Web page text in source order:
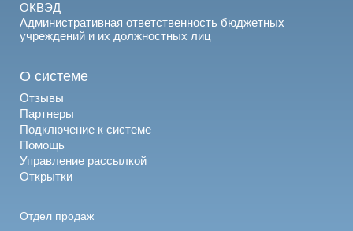
ОКВЭД
Административная ответственность бюджетных
учреждений и их должностных лиц
О системе
Отзывы
Партнеры
Подключение к системе
Помощь
Управление рассылкой
Открытки
Отдел продаж